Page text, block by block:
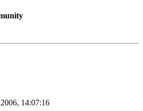
14:07:16